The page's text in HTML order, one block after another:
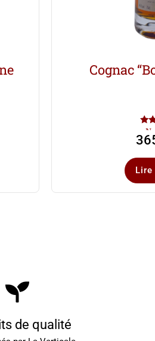
Cognac
de qualité